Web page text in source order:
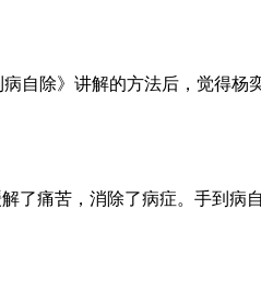
自除》讲解的方法后，觉得杨
了痛苦，消除了病症。手到病